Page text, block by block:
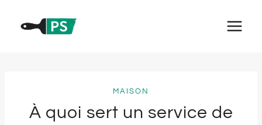
MAISON
À quoi sert un service de